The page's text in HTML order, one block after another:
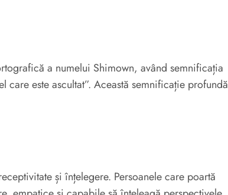
a numelui Shimown, având semnificația
care este ascultat”. Această semnificație profundă
și înțelegere. Persoanele care poartă